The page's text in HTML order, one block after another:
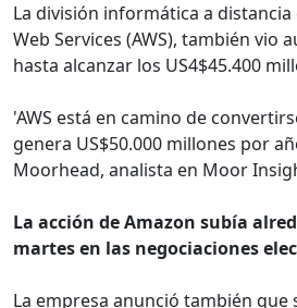
La división informática a
Web Services (AWS), también vio
hasta alcanzar los US4$45.400
'AWS está en camino de
genera US$50.000 millones por
Moorhead, analista en Moor
La acción de Amazon subía
martes en las negociaciones
La empresa anunció también que